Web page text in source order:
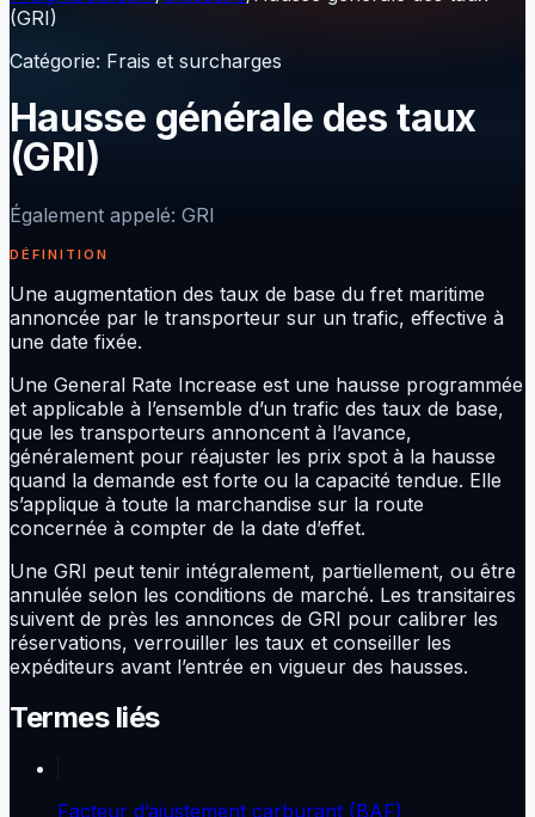
(GRI)
Catégorie: Frais et surcharges
Hausse générale des taux
(GRI)
Également appelé: GRI
DÉFINITION
Une augmentation des taux de base du fret maritime
annoncée par le transporteur sur un trafic, effective à
une date fixée.
Une General Rate Increase est une hausse programmée
et applicable à l’ensemble d’un trafic des taux de base,
que les transporteurs annoncent à l’avance,
généralement pour réajuster les prix spot à la hausse
quand la demande est forte ou la capacité tendue. Elle
s’applique à toute la marchandise sur la route
concernée à compter de la date d’effet.
Une GRI peut tenir intégralement, partiellement, ou être
annulée selon les conditions de marché. Les transitaires
suivent de près les annonces de GRI pour calibrer les
réservations, verrouiller les taux et conseiller les
expéditeurs avant l’entrée en vigueur des hausses.
Termes liés
Facteur d’ajustement carburant (BAF)